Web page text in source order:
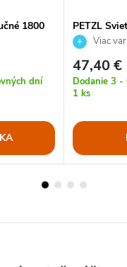
1800
dní
PETZL
Viac
47,40 €
Dodanie 3 -
1 ks